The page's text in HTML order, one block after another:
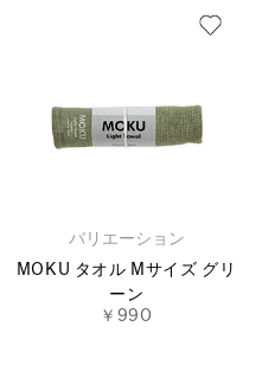
バリエーション
MOKU タオル Mサイズ グリ
ーン
￥990